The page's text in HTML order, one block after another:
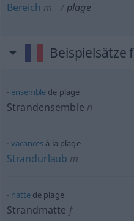
Bereich m plage
Beispielsätze
ensemble de plage
Strandensemble n
vacances à la plage
Strandurlaub m
nattede plage
Strandmatte f